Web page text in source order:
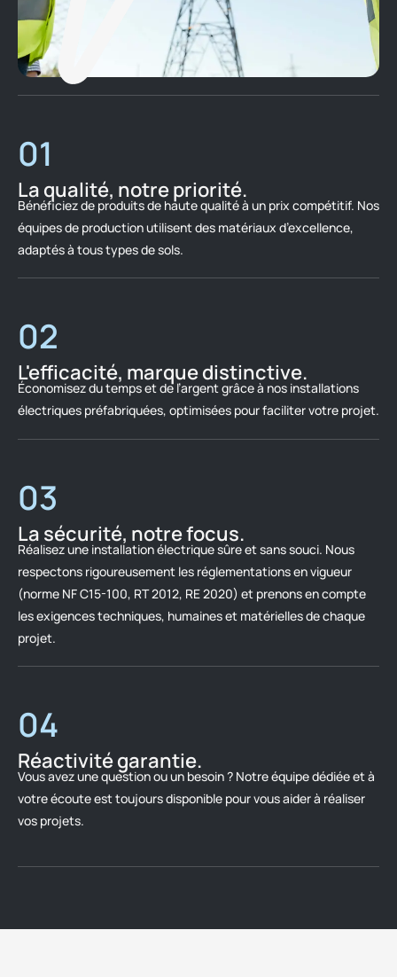
01
La qualité, notre priorité.
Bénéficiez de produits de haute qualité à un prix compétitif. Nos
équipes de production utilisent des matériaux d’excellence,
adaptés à tous types de sols.
02
L'efficacité, marque distinctive.
Économisez du temps et de l’argent grâce à nos installations
électriques préfabriquées, optimisées pour faciliter votre projet.
03
La sécurité, notre focus.
Réalisez une installation électrique sûre et sans souci. Nous
respectons rigoureusement les réglementations en vigueur
(norme NF C15-100, RT 2012, RE 2020) et prenons en compte
les exigences techniques, humaines et matérielles de chaque
projet.
04
Réactivité garantie.
Vous avez une question ou un besoin ? Notre équipe dédiée et à
votre écoute est toujours disponible pour vous aider à réaliser
vos projets.